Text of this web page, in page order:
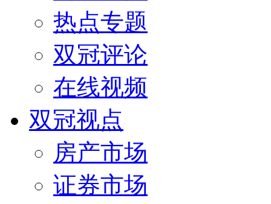
热点专题
双冠评论
在线视频
双冠视点
房产市场
证券市场